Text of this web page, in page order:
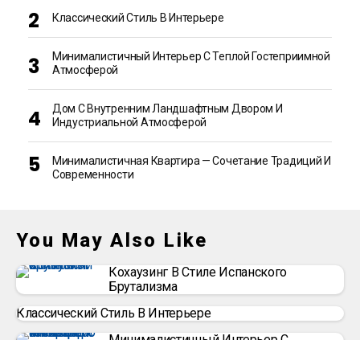
Классический Стиль В Интерьере
Минималистичный Интерьер С Теплой Гостеприимной
Атмосферой
Дом С Внутренним Ландшафтным Двором И
Индустриальной Атмосферой
Минималистичная Квартира — Сочетание Традиций И
Современности
You May Also Like
Кохаузинг В Стиле Испанского
Брутализма
Классический Стиль В Интерьере